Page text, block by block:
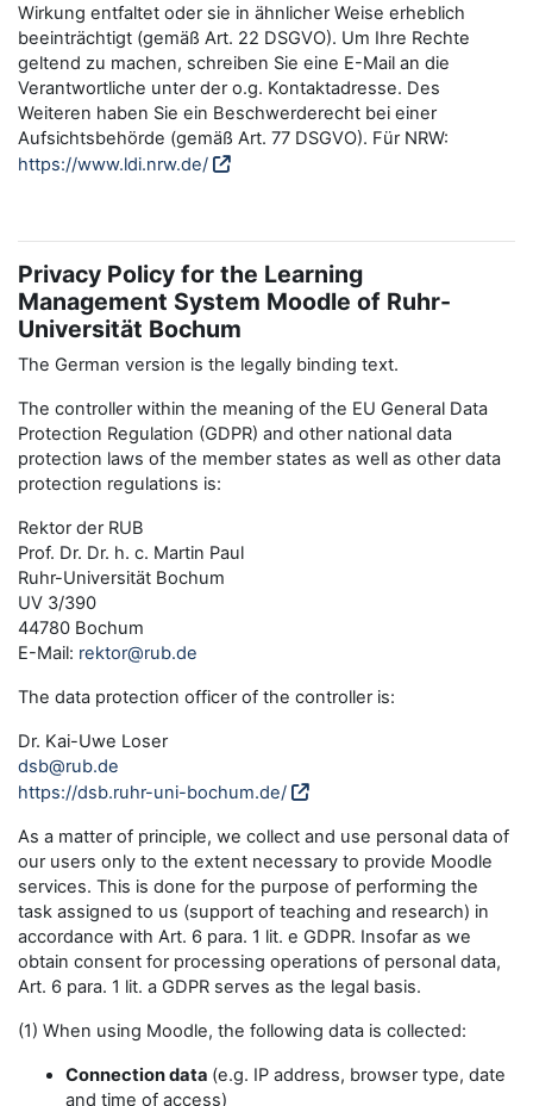
Wirkung entfaltet oder sie in ähnlicher Weise erheblich
beeinträchtigt (gemäß Art. 22 DSGVO). Um Ihre Rechte
geltend zu machen, schreiben Sie eine E-Mail an die
Verantwortliche unter der o.g. Kontaktadresse. Des
Weiteren haben Sie ein Beschwerderecht bei einer
Aufsichtsbehörde (gemäß Art. 77 DSGVO). Für NRW:
https://www.ldi.nrw.de/
Privacy Policy for the Learning
Management System Moodle of Ruhr-
Universität Bochum
The German version is the legally binding text.
The controller within the meaning of the EU General Data
Protection Regulation (GDPR) and other national data
protection laws of the member states as well as other data
protection regulations is:
Rektor der RUB
Prof. Dr. Dr. h. c. Martin Paul
Ruhr-Universität Bochum
UV 3/390
44780 Bochum
E-Mail: rektor@rub.de
The data protection officer of the controller is:
Dr. Kai-Uwe Loser
dsb@rub.de
https://dsb.ruhr-uni-bochum.de/
As a matter of principle, we collect and use personal data of
our users only to the extent necessary to provide Moodle
services. This is done for the purpose of performing the
task assigned to us (support of teaching and research) in
accordance with Art. 6 para. 1 lit. e GDPR. Insofar as we
obtain consent for processing operations of personal data,
Art. 6 para. 1 lit. a GDPR serves as the legal basis.
(1) When using Moodle, the following data is collected:
Connection data (e.g. IP address, browser type, date
and time of access)